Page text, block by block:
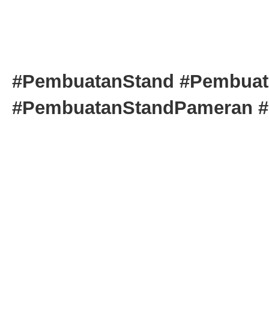
#PembuatanStand
#PembuatanStandPameran